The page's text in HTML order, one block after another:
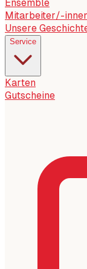
Ensemble
Mitarbeiter/-
Unsere
Service
Karten
Gutscheine